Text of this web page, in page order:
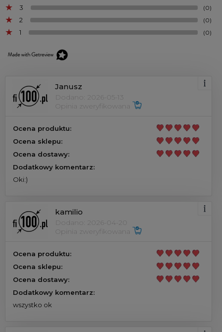
3 (0)
2 (0)
1 (0)
Janusz
Dodano: 2026-05-13
Opinia zweryfikowana
Ocena produktu:
Ocena sklepu:
Ocena dostawy:
Dodatkowy komentarz:
Oki:)
kamilio
Dodano: 2026-04-20
Opinia zweryfikowana
Ocena produktu:
Ocena sklepu:
Ocena dostawy:
Dodatkowy komentarz:
wszystko ok